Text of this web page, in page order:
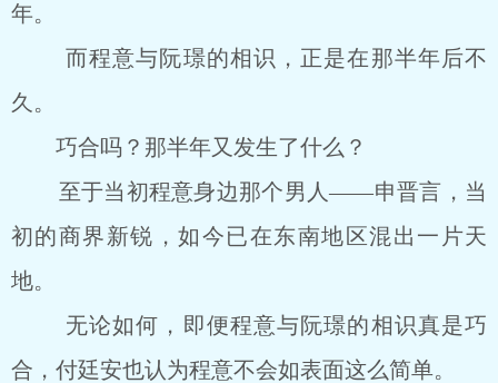
年。
而程意与阮璟的相识，正是在那半年后不
久。
巧合吗？那半年又发生了什么？
至于当初程意身边那个男人——申晋言，当
初的商界新锐，如今已在东南地区混出一片天
地。
无论如何，即便程意与阮璟的相识真是巧
合，付廷安也认为程意不会如表面这么简单。